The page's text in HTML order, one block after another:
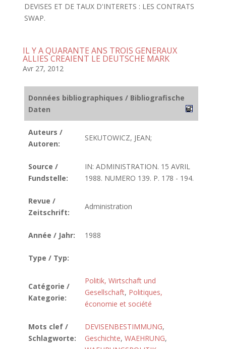
DEVISES ET DE TAUX D'INTERETS : LES CONTRATS
SWAP.
IL Y A QUARANTE ANS TROIS GENERAUX
ALLIES CREAIENT LE DEUTSCHE MARK
Avr 27, 2012
Données bibliographiques / Bibliografische
Daten
Auteurs /
Autoren:
SEKUTOWICZ, JEAN;
Source /
Fundstelle:
IN: ADMINISTRATION. 15 AVRIL
1988. NUMERO 139. P. 178 - 194.
Revue /
Zeitschrift:
Administration
Année / Jahr: 1988
Type / Typ:
Catégorie /
Kategorie:
Politik, Wirtschaft und
Gesellschaft, Politiques,
économie et société
Mots clef /
Schlagworte:
DEVISENBESTIMMUNG,
Geschichte, WAEHRUNG,